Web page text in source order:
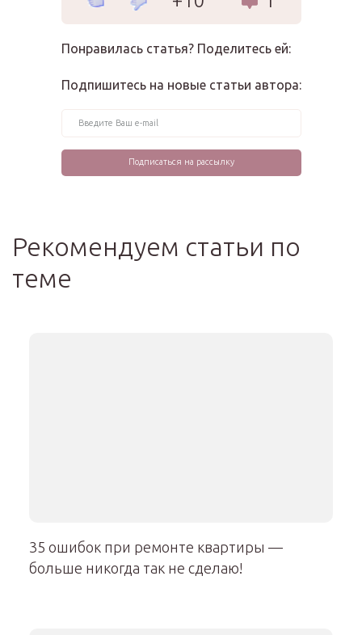
Понравилась статья? Поделитесь ей:
Подпишитесь на новые статьи автора:
Рекомендуем статьи по
теме
35 ошибок при ремонте квартиры —
больше никогда так не сделаю!